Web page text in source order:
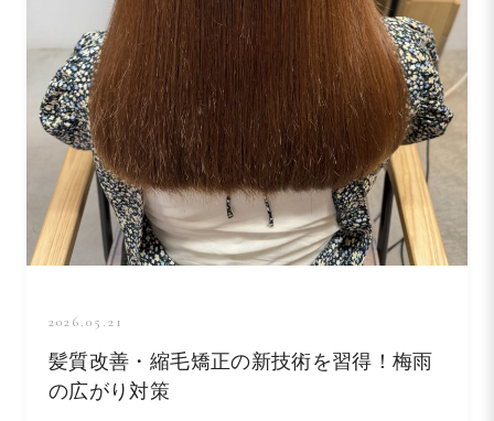
2026.05.21
髪質改善・縮毛矯正の新技術を習得！梅雨
の広がり対策